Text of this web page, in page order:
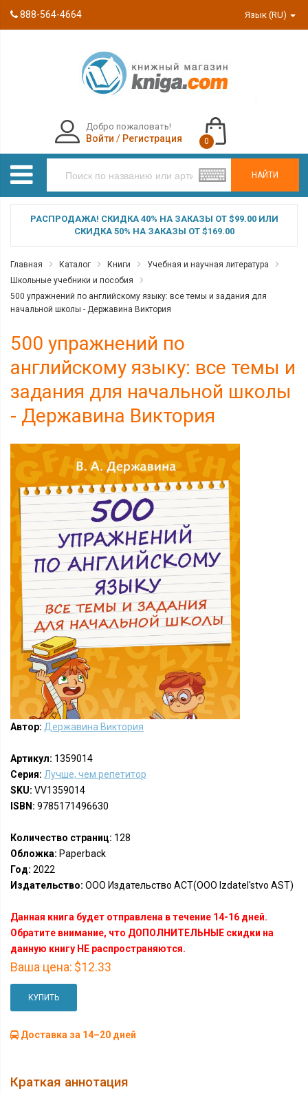
888-564-4664 Язык (RU)
НАЙТИ
Добро пожаловать!
Войти / Регистрация 0
РАСПРОДАЖА! СКИДКА 40% НА ЗАКАЗЫ ОТ $99.00 ИЛИ
СКИДКА 50% НА ЗАКАЗЫ ОТ $169.00
Главная Каталог Книги
Учебная и научная литература
Школьные учебники и пособия
500 упражнений по английскому языку: все темы и задания для
начальной школы - Державина Виктория
500 упражнений по
английскому языку: все темы и
задания для начальной школы
- Державина Виктория
Автор: Державина Виктория
Артикул: 1359014
Серия: Лучше, чем репетитор
SKU: VV1359014
ISBN: 9785171496630
Количество страниц: 128
Обложка: Paperback
Год: 2022
Издательство: ООО Издательство АСТ(OOO Izdatel'stvo AST)
Данная книга будет отправлена в течение 14-16 дней.
Обратите внимание, что ДОПОЛНИТЕЛЬНЫЕ скидки на
данную книгу НЕ распространяются.
Ваша цена: $12.33
КУПИТЬ
Доставка за 14–20 дней
Краткая аннотация